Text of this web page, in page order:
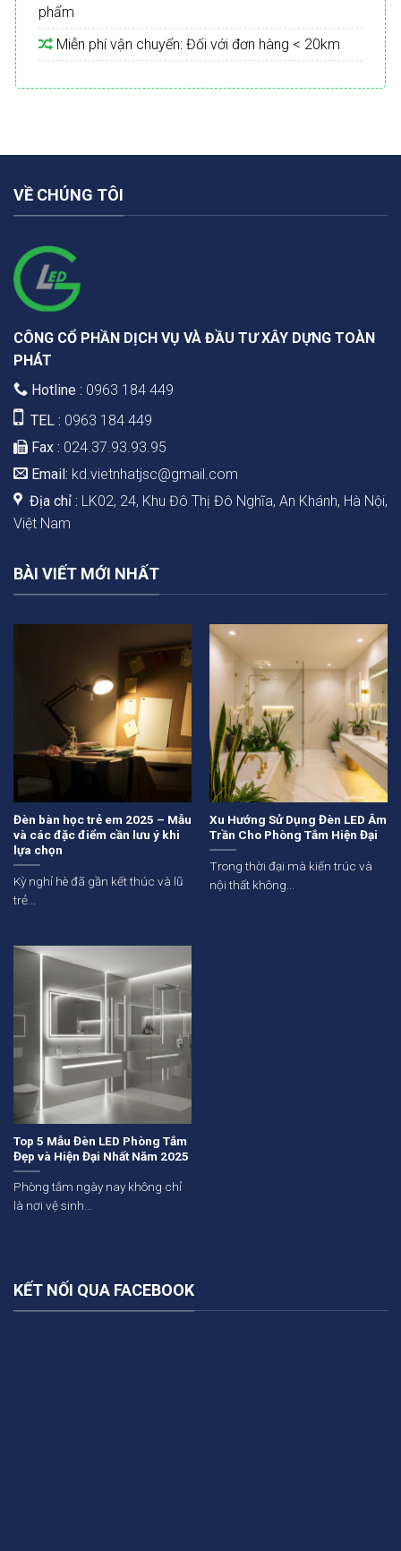
phẩm
Miễn phí vận chuyển: Đối với đơn hàng < 20km
VỀ CHÚNG TÔI
CÔNG CỔ PHẦN DỊCH VỤ VÀ ĐẦU TƯ XÂY DỰNG TOÀN
PHÁT
Hotline : 0963 184 449
TEL : 0963 184 449
Fax : 024.37.93.93.95
Email: kd.vietnhatjsc@gmail.com
Địa chỉ : LK02, 24, Khu Đô Thị Đô Nghĩa, An Khánh, Hà Nội,
Việt Nam
BÀI VIẾT MỚI NHẤT
Đèn bàn học trẻ em 2025 – Mẫu
và các đặc điểm cần lưu ý khi
lựa chọn
Kỳ nghỉ hè đã gần kết thúc và lũ
trẻ...
Xu Hướng Sử Dụng Đèn LED Âm
Trần Cho Phòng Tắm Hiện Đại
Trong thời đại mà kiến trúc và
nội thất không...
Top 5 Mẫu Đèn LED Phòng Tắm
Đẹp và Hiện Đại Nhất Năm 2025
Phòng tắm ngày nay không chỉ
là nơi vệ sinh...
KẾT NỐI QUA FACEBOOK